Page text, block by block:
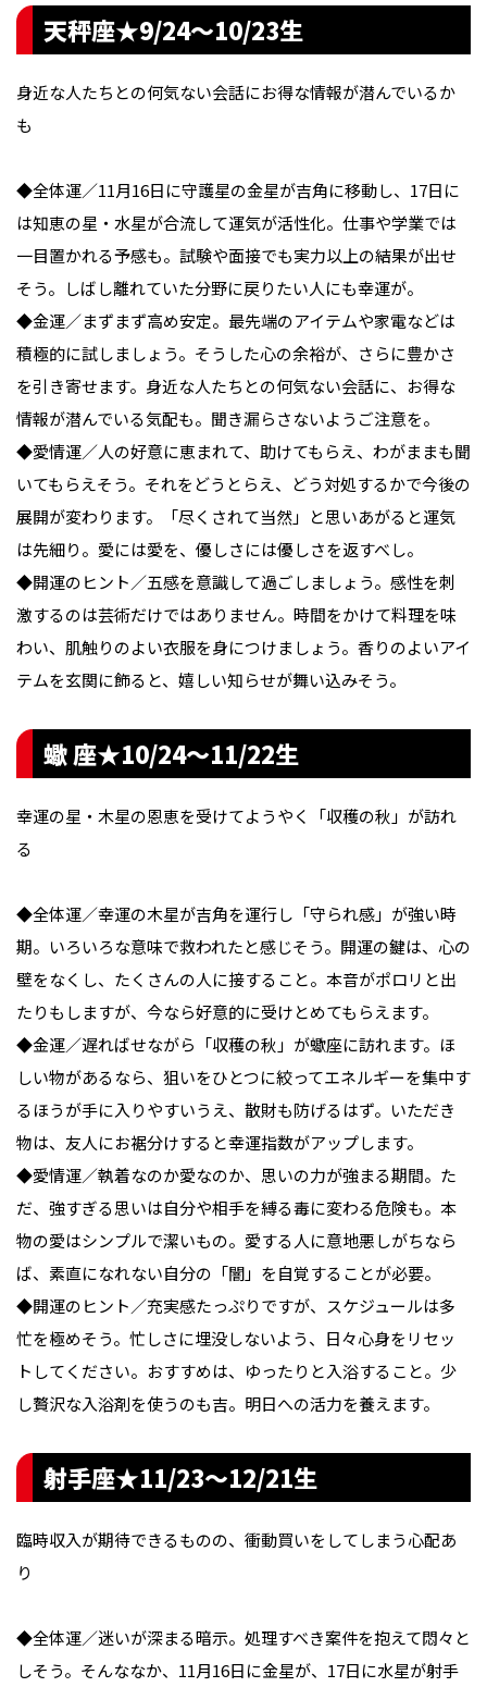
天秤座★9/24〜10/23生
身近な人たちとの何気ない会話にお得な情報が潜んでいるか
も
◆全体運／11月16日に守護星の金星が吉角に移動し、17日に
は知恵の星・水星が合流して運気が活性化。仕事や学業では
一目置かれる予感も。試験や面接でも実力以上の結果が出せ
そう。しばし離れていた分野に戻りたい人にも幸運が。
◆金運／まずまず高め安定。最先端のアイテムや家電などは
積極的に試しましょう。そうした心の余裕が、さらに豊かさ
を引き寄せます。身近な人たちとの何気ない会話に、お得な
情報が潜んでいる気配も。聞き漏らさないようご注意を。
◆愛情運／人の好意に恵まれて、助けてもらえ、わがままも聞
いてもらえそう。それをどうとらえ、どう対処するかで今後の
展開が変わります。「尽くされて当然」と思いあがると運気
は先細り。愛には愛を、優しさには優しさを返すべし。
◆開運のヒント／五感を意識して過ごしましょう。感性を刺
激するのは芸術だけではありません。時間をかけて料理を味
わい、肌触りのよい衣服を身につけましょう。香りのよいアイ
テムを玄関に飾ると、嬉しい知らせが舞い込みそう。
蠍 座★10/24〜11/22生
幸運の星・木星の恩恵を受けてようやく「収穫の秋」が訪れ
る
◆全体運／幸運の木星が吉角を運行し「守られ感」が強い時
期。いろいろな意味で救われたと感じそう。開運の鍵は、心の
壁をなくし、たくさんの人に接すること。本音がポロリと出
たりもしますが、今なら好意的に受けとめてもらえます。
◆金運／遅ればせながら「収穫の秋」が蠍座に訪れます。ほ
しい物があるなら、狙いをひとつに絞ってエネルギーを集中す
るほうが手に入りやすいうえ、散財も防げるはず。いただき
物は、友人にお裾分けすると幸運指数がアップします。
◆愛情運／執着なのか愛なのか、思いの力が強まる期間。た
だ、強すぎる思いは自分や相手を縛る毒に変わる危険も。本
物の愛はシンプルで潔いもの。愛する人に意地悪しがちなら
ば、素直になれない自分の「闇」を自覚することが必要。
◆開運のヒント／充実感たっぷりですが、スケジュールは多
忙を極めそう。忙しさに埋没しないよう、日々心身をリセッ
トしてください。おすすめは、ゆったりと入浴すること。少
し贅沢な入浴剤を使うのも吉。明日への活力を養えます。
射手座★11/23〜12/21生
臨時収入が期待できるものの、衝動買いをしてしまう心配あ
り
◆全体運／迷いが深まる暗示。処理すべき案件を抱えて悶々と
しそう。そんななか、11月16日に金星が、17日に水星が射手